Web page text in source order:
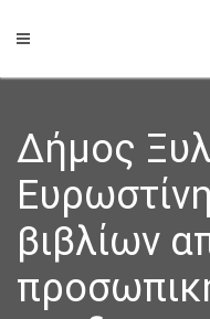
Δήμος
βιβλίων